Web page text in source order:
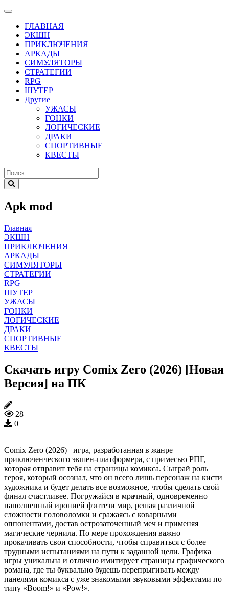
ГЛАВНАЯ
ЭКШН
ПРИКЛЮЧЕНИЯ
АРКАДЫ
СИМУЛЯТОРЫ
СТРАТЕГИИ
RPG
ШУТЕР
Другие
УЖАСЫ
ГОНКИ
ЛОГИЧЕСКИЕ
ДРАКИ
СПОРТИВНЫЕ
КВЕСТЫ
Apk mod
Главная
ЭКШН
ПРИКЛЮЧЕНИЯ
АРКАДЫ
СИМУЛЯТОРЫ
СТРАТЕГИИ
RPG
ШУТЕР
УЖАСЫ
ГОНКИ
ЛОГИЧЕСКИЕ
ДРАКИ
СПОРТИВНЫЕ
КВЕСТЫ
Скачать игру Comix Zero (2026) [Новая
Версия] на ПК
28
0
Comix Zero (2026)– игра, разработанная в жанре
приключенческого экшен-платформера, с примесью РПГ,
которая отправит тебя на страницы комикса. Сыграй роль
героя, который осознал, что он всего лишь персонаж на кисти
художника и будет делать все возможное, чтобы сделать свой
финал счастливее. Погружайся в мрачный, одновременно
наполненный иронией фэнтези мир, решая различной
сложности головоломки и сражаясь с коварными
оппонентами, достав острозаточенный меч и применяя
магические чернила. По мере прохождения важно
прокачивать свои способности, чтобы справиться с более
трудными испытаниями на пути к заданной цели. Графика
игры уникальна и отлично имитирует страницы графического
романа, где ты буквально будешь перепрыгивать между
панелями комикса с уже знакомыми звуковыми эффектами по
типу «Boom!» и «Pow!».